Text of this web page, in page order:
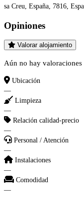
sa Creu, España, 7816,
Opiniones
Valorar alojamiento
Aún no hay valoraciones
Ubicación
—
Limpieza
—
Relación calidad-precio
—
Personal / Atención
—
Instalaciones
—
Comodidad
—